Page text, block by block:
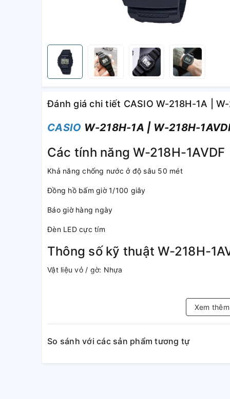
Đánh giá chi tiết CASIO W-218H-1A | W-
CASIO W-218H-1A | W-218H-
Các tính năng W-218H-1AVDF
Khả năng chống nước ở độ sâu 50 mét
Đồng hồ bấm giờ 1/100 giây
Báo giờ hàng ngày
Đèn LED cực tím
Thông số kỹ thuật W-218H-
Vật liệu vỏ / gờ: Nhựa
Đèn LED cực tím
Xem thêm
So sánh với các sản phẩm tương tự